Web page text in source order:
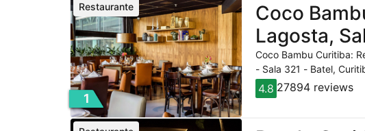
1
Coco
Lagosta,
Restaurante
Coco Bambu Curitiba:
- Sala 321 - Batel,
4.8 27894 reviews